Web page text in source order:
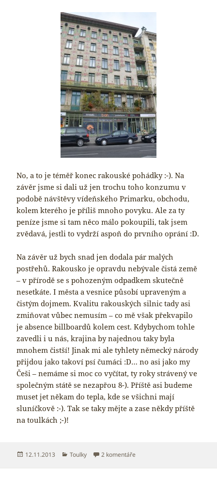
No, a to je téměř konec rakouské pohádky :-). Na
závěr jsme si dali už jen trochu toho konzumu v
podobě návštěvy vídeňského Primarku, obchodu,
kolem kterého je příliš mnoho povyku. Ale za ty
peníze jsme si tam něco málo pokoupili, tak jsem
zvědavá, jestli to vydrží aspoň do prvního oprání :D.
Na závěr už bych snad jen dodala pár malých
postřehů. Rakousko je opravdu nebývale čistá země
– v přírodě se s pohozeným odpadkem skutečně
nesetkáte. I města a vesnice působí upraveným a
čistým dojmem. Kvalitu rakouských silnic tady asi
zmiňovat vůbec nemusím – co mě však překvapilo
je absence billboardů kolem cest. Kdybychom tohle
zavedli i u nás, krajina by najednou taky byla
mnohem čistší! Jinak mi ale tyhlety německý národy
přijdou jako takoví psí čumáci :D… no asi jako my
Češi – nemáme si moc co vyčítat, ty roky strávený ve
společným státě se nezapřou 8-). Příště asi budeme
muset jet někam do tepla, kde se všichni mají
sluníčkově :-). Tak se taky mějte a zase někdy příště
na toulkách ;-)!
Publikováno:
12.11.2013 Rubriky:
Toulky 2 komentářeu textu s názvem Naschmarkt